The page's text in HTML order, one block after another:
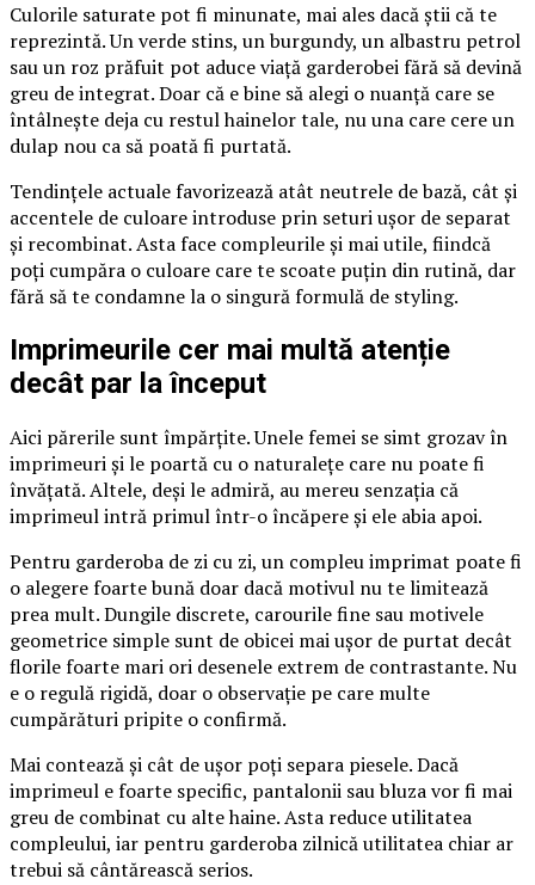
Culorile saturate pot fi minunate, mai ales dacă știi că te
reprezintă. Un verde stins, un burgundy, un albastru petrol
sau un roz prăfuit pot aduce viață garderobei fără să devină
greu de integrat. Doar că e bine să alegi o nuanță care se
întâlnește deja cu restul hainelor tale, nu una care cere un
dulap nou ca să poată fi purtată.
Tendințele actuale favorizează atât neutrele de bază, cât și
accentele de culoare introduse prin seturi ușor de separat
și recombinat. Asta face compleurile și mai utile, fiindcă
poți cumpăra o culoare care te scoate puțin din rutină, dar
fără să te condamne la o singură formulă de styling.
Imprimeurile cer mai multă atenție
decât par la început
Aici părerile sunt împărțite. Unele femei se simt grozav în
imprimeuri și le poartă cu o naturalețe care nu poate fi
învățată. Altele, deși le admiră, au mereu senzația că
imprimeul intră primul într-o încăpere și ele abia apoi.
Pentru garderoba de zi cu zi, un compleu imprimat poate fi
o alegere foarte bună doar dacă motivul nu te limitează
prea mult. Dungile discrete, carourile fine sau motivele
geometrice simple sunt de obicei mai ușor de purtat decât
florile foarte mari ori desenele extrem de contrastante. Nu
e o regulă rigidă, doar o observație pe care multe
cumpărături pripite o confirmă.
Mai contează și cât de ușor poți separa piesele. Dacă
imprimeul e foarte specific, pantalonii sau bluza vor fi mai
greu de combinat cu alte haine. Asta reduce utilitatea
compleului, iar pentru garderoba zilnică utilitatea chiar ar
trebui să cântărească serios.